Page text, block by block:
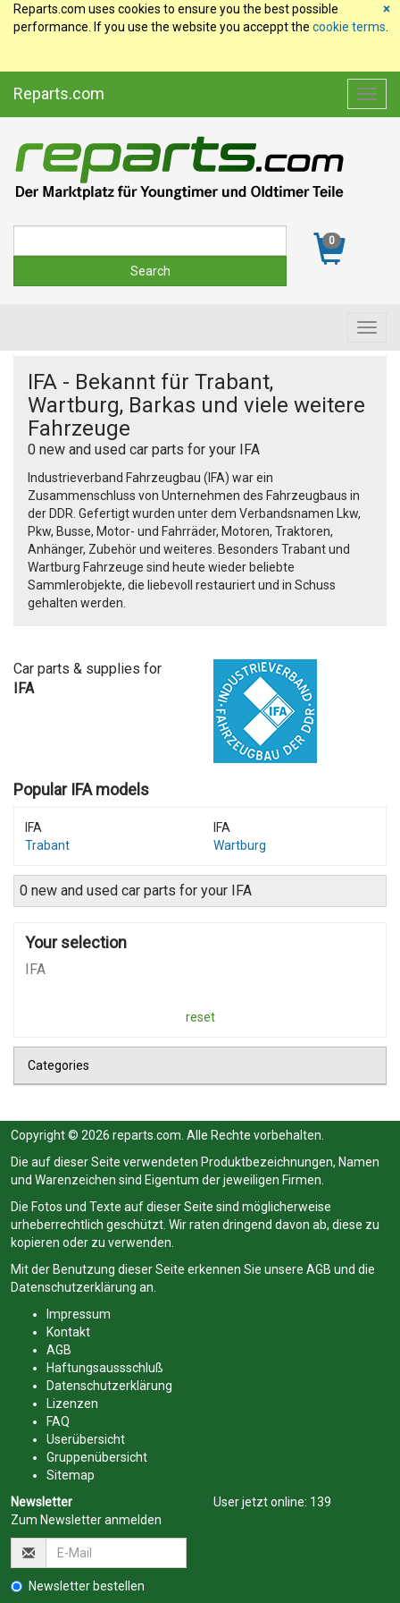
×
Reparts.com uses cookies to ensure you the best possible
performance. If you use the website you acceppt the cookie terms
Reparts.com
0
IFA - Bekannt für Trabant,
Wartburg, Barkas und viele weitere
Fahrzeuge
0 new and used car parts for your IFA
Industrieverband Fahrzeugbau (IFA) war ein
Zusammenschluss von Unternehmen des Fahrzeugbaus in
der DDR. Gefertigt wurden unter dem Verbandsnamen Lkw,
Pkw, Busse, Motor- und Fahrräder, Motoren, Traktoren,
Anhänger, Zubehör und weiteres. Besonders Trabant und
Wartburg Fahrzeuge sind heute wieder beliebte
Sammlerobjekte, die liebevoll restauriert und in Schuss
gehalten werden.
Car parts & supplies for
IFA
Popular IFA models
IFA
Trabant
IFA
Wartburg
0 new and used car parts for your IFA
Your selection
IFA
reset
Categories
Copyright © 2026 reparts.com. Alle Rechte vorbehalten.
Die auf dieser Seite verwendeten Produktbezeichnungen, Namen
und Warenzeichen sind Eigentum der jeweiligen Firmen.
Die Fotos und Texte auf dieser Seite sind möglicherweise
urheberrechtlich geschützt. Wir raten dringend davon ab, diese zu
kopieren oder zu verwenden.
Mit der Benutzung dieser Seite erkennen Sie unsere AGB und die
Datenschutzerklärung an.
Impressum
Kontakt
AGB
Haftungsaussschluß
Datenschutzerklärung
Lizenzen
FAQ
Userübersicht
Gruppenübersicht
Sitemap
Newsletter
Zum Newsletter anmelden
Newsletter bestellen
User jetzt online: 139